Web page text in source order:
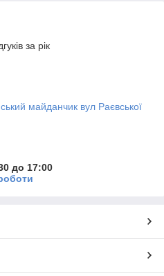
за рік
майданчик вул Раєвської
до 17:00